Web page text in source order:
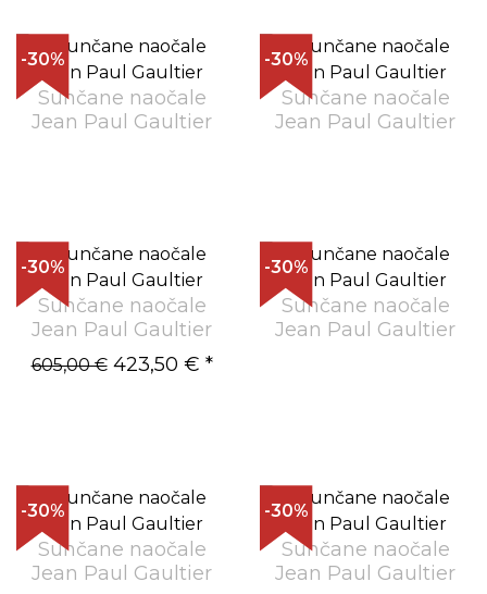
-30%
Sunčane naočale
Jean Paul Gaultier
-30%
Sunčane naočale
Jean Paul Gaultier
-30%
Sunčane naočale
Jean Paul Gaultier
605,00 €423,50 € *
-30%
Sunčane naočale
Jean Paul Gaultier
-30%
Sunčane naočale
Jean Paul Gaultier
-30%
Sunčane naočale
Jean Paul Gaultier